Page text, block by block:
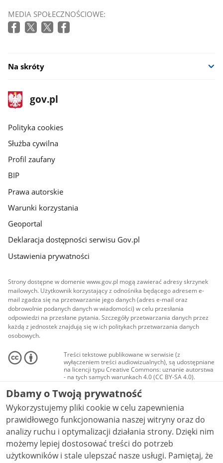
MEDIA SPOŁECZNOŚCIOWE:
Na skróty
stopka
gov.pl
Strona
gov.pl
gov.pl
Polityka cookies
Służba cywilna
Profil zaufany
BIP
Prawa autorskie
Warunki korzystania
Geoportal
Deklaracja dostępności serwisu Gov.pl
Ustawienia prywatności
Strony dostępne w domenie www.gov.pl mogą zawierać adresy skrzynek
mailowych. Użytkownik korzystający z odnośnika będącego adresem e-
mail zgadza się na przetwarzanie jego danych (adres e-mail oraz
dobrowolnie podanych danych w wiadomości) w celu przesłania
odpowiedzi na przesłane pytania. Szczegóły przetwarzania danych przez
każdą z jednostek znajdują się w ich politykach przetwarzania danych
osobowych.
Treści tekstowe publikowane w serwisie (z
wyłączeniem treści audiowizualnych), są udostępniane
na licencji typu Creative Commons: uznanie autorstwa
- na tych samych warunkach 4.0 (CC BY-SA 4.0).
Materiały audiowizualne, w tym zdjęcia, materiały
audio i wideo, są udostępniane na licencji typu
Creative Commons: uznanie autorstwa użycie
niekomercyjne - bez utworów zależnych 4.0 (CC BY-
NC-ND 4.0), o ile nie jest to stwierdzone inaczej.
Dbamy o Twoją prywatność
Wykorzystujemy pliki cookie w celu zapewnienia
prawidłowego funkcjonowania naszej witryny oraz do
analizy ruchu i optymalizacji działania strony. Dzięki nim
możemy lepiej dostosować treści do potrzeb
użytkowników i stale ulepszać nasze usługi. Pamiętaj, że